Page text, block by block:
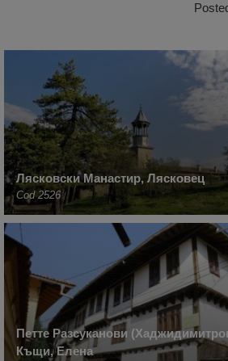
Лясковски Манастир, Лясковец
Cod 2526
Петте Разсуканови
Къщи, Елена